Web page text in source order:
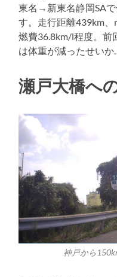
東名→新東名静岡SA
す。走行距離439km、
燃費36.8km/l程度。前
は体重が減ったせい
瀬戸大橋へ
神戸から